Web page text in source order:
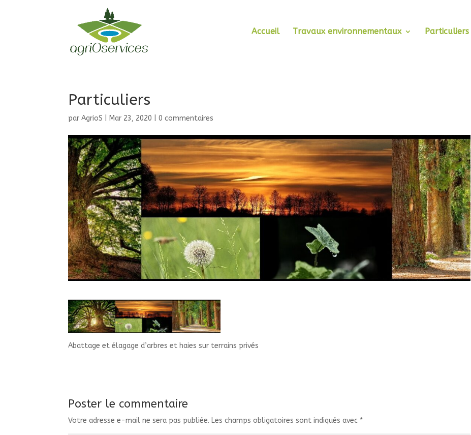
Accueil Travaux environnementaux Particuliers
Particuliers
parAgrioS Mar 23, 2020 |0 commentaires
Abattage et élagage d’arbres et haies sur terrains privés
Poster le commentaire
Votre adresse e-mail ne sera pas publiée. Les champs obligatoires sont indiqués avec *